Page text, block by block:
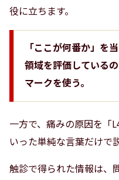
役に立ちます。
「ここが何番か」を
領域を評価している
マークを使う。
一方で、痛みの原因を「
いった単純な言葉だけで
触診で得られた情報は、